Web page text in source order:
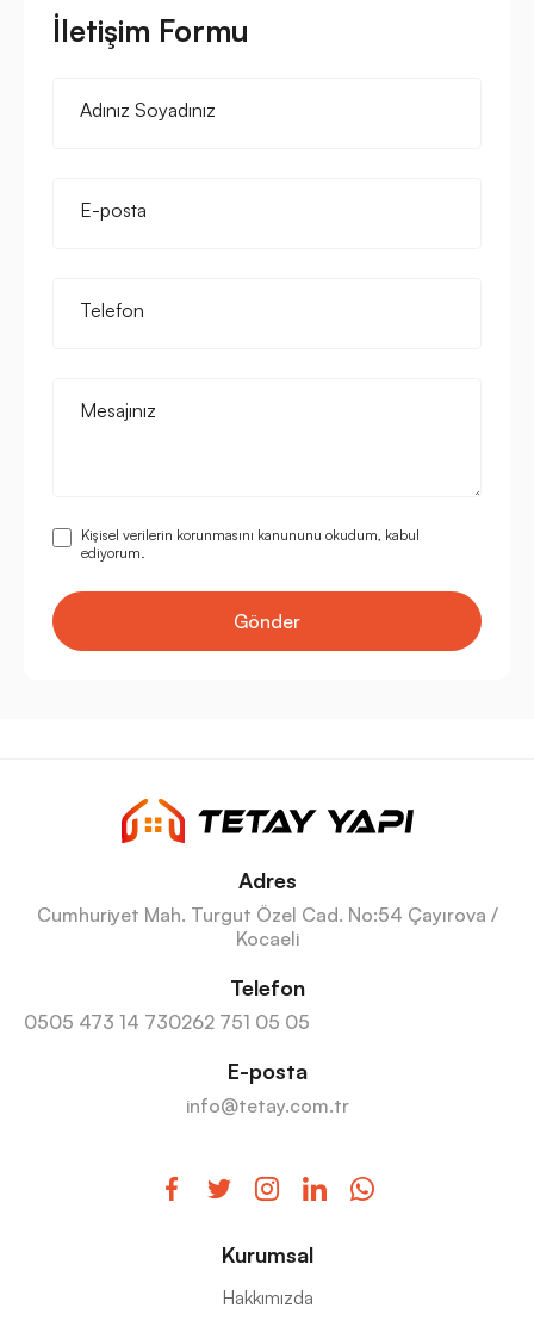
İletişim Formu
Adınız Soyadınız
E-posta
Telefon
Mesajınız
Kişisel verilerin korunmasını kanununu okudum, kabul
ediyorum.
Gönder
Adres
Cumhuriyet Mah. Turgut Özel Cad. No:54 Çayırova /
Kocaeli
Telefon
0505 473 14 730262 751 05 05
E-posta
info@tetay.com.tr
Kurumsal
Hakkımızda